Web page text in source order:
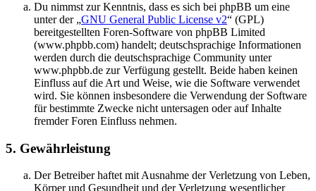
Du nimmst zur Kenntnis, dass es sich bei phpBB um eine
unter der „GNU General Public License v2“ (GPL)
bereitgestellten Foren-Software von phpBB Limited
(www.phpbb.com) handelt; deutschsprachige Informationen
werden durch die deutschsprachige Community unter
www.phpbb.de zur Verfügung gestellt. Beide haben keinen
Einfluss auf die Art und Weise, wie die Software verwendet
wird. Sie können insbesondere die Verwendung der Software
für bestimmte Zwecke nicht untersagen oder auf Inhalte
fremder Foren Einfluss nehmen.
5. Gewährleistung
Der Betreiber haftet mit Ausnahme der Verletzung von Leben,
Körper und Gesundheit und der Verletzung wesentlicher